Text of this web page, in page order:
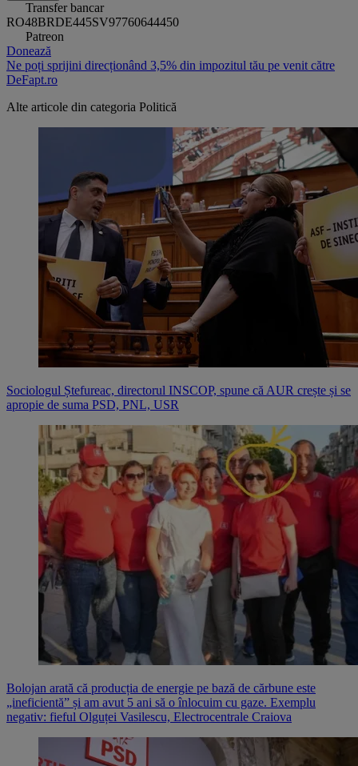
Transfer bancar
RO48BRDE445SV97760644450
Patreon
Donează
Ne poți sprijini direcționând 3,5% din impozitul tău pe venit către
DeFapt.ro
Alte articole din categoria Politică
Sociologul Ștefureac, directorul INSCOP, spune că AUR crește și se
apropie de suma PSD, PNL, USR
Bolojan arată că producția de energie pe bază de cărbune este
„ineficientă” și am avut 5 ani să o înlocuim cu gaze. Exemplu
negativ: fieful Olguței Vasilescu, Electrocentrale Craiova